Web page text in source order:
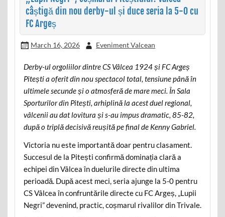
câștigă din nou derby-ul și duce seria la 5-0 cu
FC Argeș
March 16, 2026 Eveniment Valcean
Derby-ul orgoliilor dintre CS Vâlcea 1924 și FC Argeș
Pitești a oferit din nou spectacol total, tensiune până în
ultimele secunde și o atmosferă de mare meci. În Sala
Sporturilor din Pitești, arhiplină la acest duel regional,
vâlcenii au dat lovitura și s-au impus dramatic, 85-82,
după o triplă decisivă reușită pe final de Kenny Gabriel.
Victoria nu este importantă doar pentru clasament.
Succesul de la Pitești confirmă dominația clară a
echipei din Vâlcea în duelurile directe din ultima
perioadă. După acest meci, seria ajunge la 5-0 pentru
CS Vâlcea în confruntările directe cu FC Argeș, „Lupii
Negri” devenind, practic, coșmarul rivalilor din Trivale.